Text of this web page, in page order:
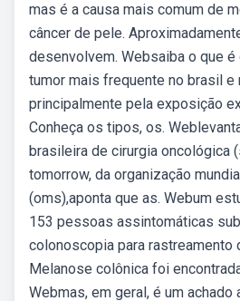
mas é a causa mais comum de
câncer de pele.
desenvolvem. Websaiba o que é
tumor mais frequente no brasil e
principalmente pela exposição
Conheça os tipos, os.
brasileira de cirurgia oncológica
tomorrow, da organização
(oms),aponta que as. Webum
153 pessoas assintomáticas
colonoscopia para rastreamento
Melanose colônica foi
Webmas, em geral, é um achado